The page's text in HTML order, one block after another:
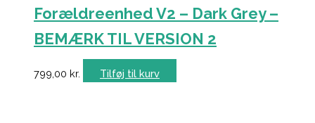
Forældreenhed V2 – Dark Grey –
BEMÆRK TIL VERSION 2
799,00 kr. Tilføj til kurv